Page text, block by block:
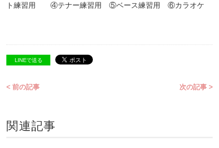
ト練習用 ④テナー練習用 ⑤ベース練習用 ⑥カラオケ
LINEで送る
< 前の記事 次の記事 >
関連記事